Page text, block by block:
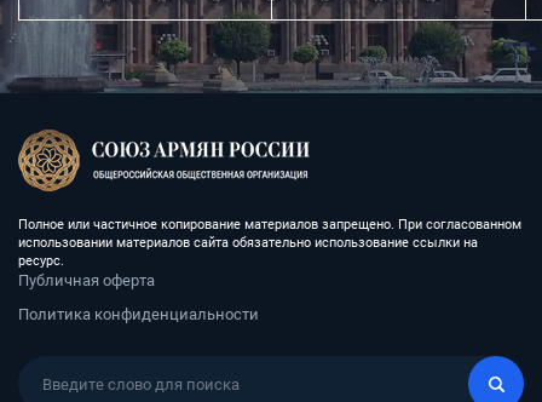
Полное или частичное копирование материалов запрещено. При согласованном
использовании материалов сайта обязательно использование ссылки на
ресурс.
Публичная оферта
Политика конфиденциальности